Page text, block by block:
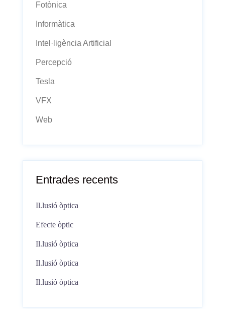
Fotònica
Informàtica
Intel·ligència Artificial
Percepció
Tesla
VFX
Web
Entrades recents
Il.lusió òptica
Efecte òptic
Il.lusió òptica
Il.lusió òptica
Il.lusió òptica